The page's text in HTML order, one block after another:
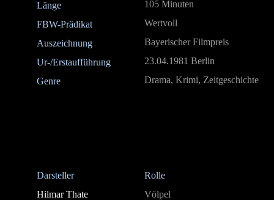
Länge
105 Minuten
FBW-Prädikat
Wertvoll
Auszeichnung
Bayerischer Filmpreis
Ur-/Erstaufführung
23.04.1981 Berlin
Genre
Drama, Krimi, Zeitgeschichte
Darsteller
Rolle
Hilmar Thate
Völpel